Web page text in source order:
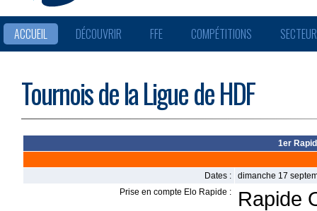
ACCUEIL DÉCOUVRIR FFE COMPÉTITIONS
Tournois de la Ligue de HDF
1er
Dates :
dimanche 17
Prise en compte Elo Rapide :
Rapide